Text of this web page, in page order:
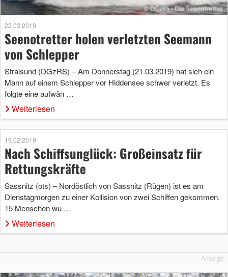
22.03.2019
Seenotretter holen verletzten Seemann
von Schlepper
Stralsund (DGzRS) – Am Donnerstag (21.03.2019) hat sich ein
Mann auf einem Schlepper vor Hiddensee schwer verletzt. Es
folgte eine aufwän …
Weiterlesen
19.02.2019
Nach Schiffsunglück: Großeinsatz für
Rettungskräfte
Sassnitz (ots) – Nordöstlich von Sassnitz (Rügen) ist es am
Dienstagmorgen zu einer Kollision von zwei Schiffen gekommen.
15 Menschen wu …
Weiterlesen
Anzeige